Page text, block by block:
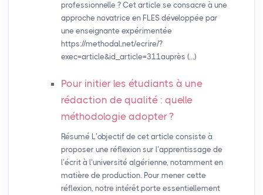
professionnelle ? Cet article se consacre à une
approche novatrice en FLES développée par
une enseignante expérimentée
https://methodal.net/ecrire/?
exec=article&id_article=311auprès (…)
Pour initier les étudiants à une
rédaction de qualité : quelle
méthodologie adopter?
Résumé L’objectif de cet article consiste à
proposer une réflexion sur l’apprentissage de
l’écrit à l’université algérienne, notamment en
matière de production. Pour mener cette
réflexion, notre intérêt porte essentiellement